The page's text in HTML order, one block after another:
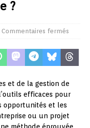
?
Commentaires fermés
et de la gestion de
efficaces pour
opportunités et les
ou un projet
méthode éprouvée